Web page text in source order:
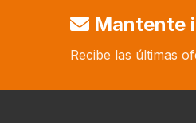
Mantente
Recibe las últimas